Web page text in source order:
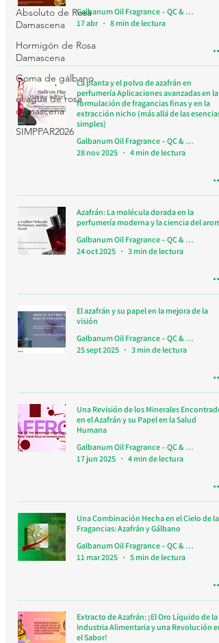
Absoluto de Rosa
Damascena
Hormigón de Rosa
Damascena
Goma de gálbano
el agua de rosa
damascena
SIMPPAR2026
Galbanum Oil Fragrance – QC & Research Team
17 abr
8 min de lectura
La planta y el polvo de azafrán en
perfumería Aplicaciones avanzadas en la
formulación de fragancias finas y en la
extracción nicho (más allá de las esencias
simples)
Galbanum Oil Fragrance – QC & Research Team
28 nov 2025
4 min de lectura
Azafrán: La molécula dorada en la
perfumería moderna y la ciencia del
Galbanum Oil Fragrance – QC & Research Team
24 oct 2025
3 min de lectura
El azafrán y su papel en la mejora de la
visión
Galbanum Oil Fragrance – QC & Research Team
25 sept 2025
3 min de lectura
Una Revisión de los Minerales
en el Azafrán y su Papel en la Salud
Humana
Galbanum Oil Fragrance – QC & Research Team
17 jun 2025
4 min de lectura
Una Combinación Hecha en el Cielo de las
Fragancias: Azafrán y Gálbano
Galbanum Oil Fragrance – QC & Research Team
11 mar 2025
5 min de lectura
Extracto de Azafrán: ¡El Oro Líquido de la
Industria Alimentaria y una Revolución en
el Sabor!